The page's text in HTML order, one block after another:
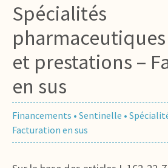
Spécialités
et prestations –
en sus
Financements • Sentinelle •
Facturation en sus